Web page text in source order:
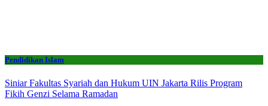
Pendidikan Islam
Siniar Fakultas Syariah dan Hukum UIN Jakarta Rilis Program
Fikih Genzi Selama Ramadan